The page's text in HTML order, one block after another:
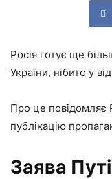
Росія готує ще
України, нібито у
Про це повідомляє
публікацію
Заява